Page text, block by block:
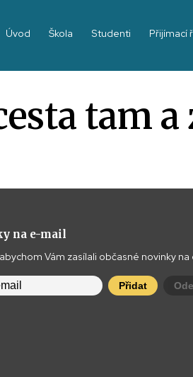
Úvod Škola Studenti Přijímací
tam
na e-mail
Vám zasílali občasné novinky
Přidat